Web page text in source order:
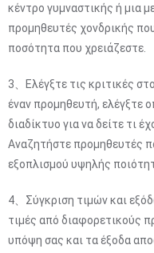
κέντρο γυμναστικής ή μια
προμηθευτές χονδρικής
ποσότητα που χρειάζεστε.
3、Ελέγξτε τις κριτικές
έναν προμηθευτή, ελέγξτε
διαδίκτυο για να δείτε τι
Αναζητήστε προμηθευτές
εξοπλισμού υψηλής
4、Σύγκριση τιμών και
τιμές από διαφορετικούς
υπόψη σας και τα έξοδα